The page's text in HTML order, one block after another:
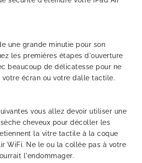
une grande minutie pour son
les premières étapes d'ouverture
beaucoup de délicatesse pour ne
votre écran ou votre dalle tactile.
vous allez devoir utiliser une
cheveux pour décoller les
la vitre tactile à la coque
WiFi. Ne le ou la collée pas à votre
l'endommager.